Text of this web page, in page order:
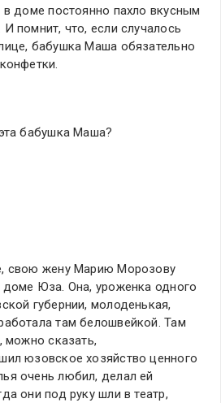
доме постоянно пахло вкусным
помнит, что, если случалось
бабушка Маша обязательно
бабушка Маша?
свою жену Марию Морозову
доме Юза. Она, уроженка одного
губернии, молоденькая,
там белошвейкой. Там
можно сказать,
юзовское хозяйство ценного
очень любил, делал ей
они под руку шли в театр,